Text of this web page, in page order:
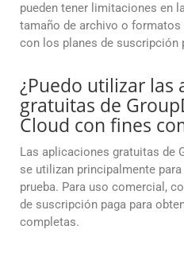
pueden tener limitaciones en
tamaño de archivo o
con los planes de suscripción
¿Puedo utilizar las
gratuitas de
Cloud con fines
Las aplicaciones gratuitas de
se utilizan principalmente
prueba. Para uso comercial,
de suscripción paga para
completas.